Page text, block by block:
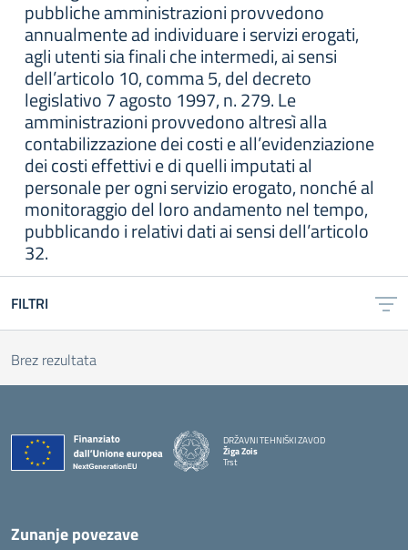
pubbliche amministrazioni provvedono
annualmente ad individuare i servizi erogati,
agli utenti sia finali che intermedi, ai sensi
dell’articolo 10, comma 5, del decreto
legislativo 7 agosto 1997, n. 279. Le
amministrazioni provvedono altresì alla
contabilizzazione dei costi e all’evidenziazione
dei costi effettivi e di quelli imputati al
personale per ogni servizio erogato, nonché al
monitoraggio del loro andamento nel tempo,
pubblicando i relativi dati ai sensi dell’articolo
32.
FILTRI
Brez rezultata
DRŽAVNI TEHNIŠKI ZAVOD
Žiga Zois
Trst
Zunanje povezave